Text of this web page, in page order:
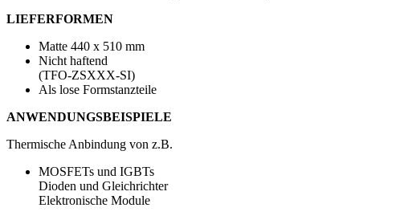
LIEFERFORMEN
Matte 440 x 510 mm
Nicht haftend
(TFO-ZSXXX-SI)
Als lose Formstanzteile
ANWENDUNGSBEISPIELE
Thermische Anbindung von z.B.
MOSFETs und IGBTs
Dioden und Gleichrichter
Elektronische Module